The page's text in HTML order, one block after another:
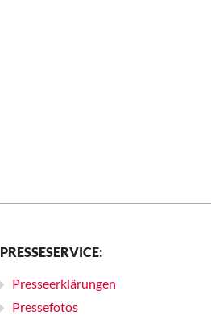
PRESSESERVICE:
Presseerklärungen
Pressefotos